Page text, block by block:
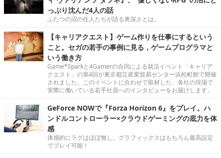
っぷり沈んだ4人の話
ふたつの沼の住人たちが語る奥深さとは。
【キャリアクエスト】ゲーム作りを仕事にするという
こと。セガの若手の事例に見る，ゲームプログラマと
いう働き方
Game*Sparkと4Gamerの合同による就活イベント「キャリア
クエスト」の第4回が東京都立産業貿易センター浜松町館で開催
されました。このイベントに合わせて取材した、各社の現場で
実際に働いている若手社員へのインタビューをお届けします。
GeForce NOWで『Forza Horizon 6』をプレイ。ハ
ンドルコントローラー×クラウドゲーミングの底力を体
感
体感的にラグはほぼ無し。グラフィックスはもちろん最高設定
でプレイ可能！